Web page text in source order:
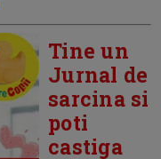
Tine un
Jurnal de
sarcina si
poti
castiga